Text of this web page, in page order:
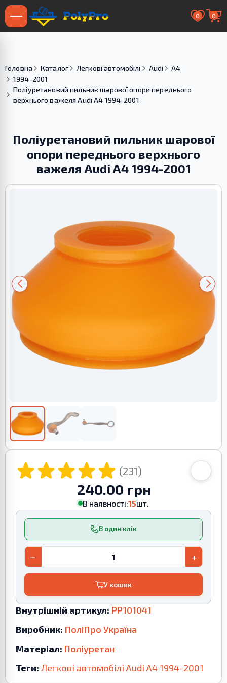
0 0
Головна Каталог Легкові автомобілі Audi
A4
1994-2001
Поліуретановий пильник шарової опори переднього
верхнього важеля Audi A4 1994-2001
Поліуретановий пильник шарової
опори переднього верхнього
важеля Audi A4 1994-2001
(231)
240.00 грн
В наявності:15шт.
В один клік
− +
У кошик
Внутрішній артикул: PP101041
Виробник: ПоліПро Україна
Матеріал: Поліуретан
Теги: Легкові автомобілі Audi A41994-2001